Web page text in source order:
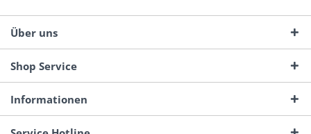
Über uns
Shop Service
Informationen